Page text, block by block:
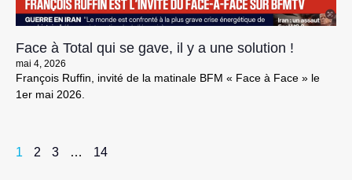
Face à Total qui se gave, il y a une solution !
mai 4, 2026
François Ruffin, invité de la matinale BFM « Face à Face » le
1er mai 2026.
1 2 3 … 14